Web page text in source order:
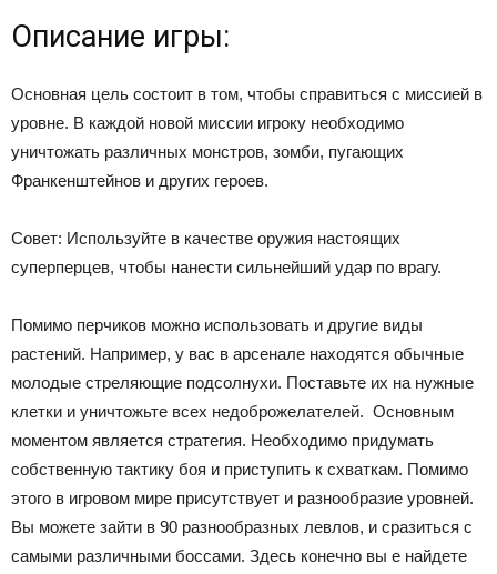
Описание игры:
Основная цель состоит в том, чтобы справиться с миссией в
уровне. В каждой новой миссии игроку необходимо
уничтожать различных монстров, зомби, пугающих
Франкенштейнов и других героев.
Совет: Используйте в качестве оружия настоящих
суперперцев, чтобы нанести сильнейший удар по врагу.
Помимо перчиков можно использовать и другие виды
растений. Например, у вас в арсенале находятся обычные
молодые стреляющие подсолнухи. Поставьте их на нужные
клетки и уничтожьте всех недоброжелателей. Основным
моментом является стратегия. Необходимо придумать
собственную тактику боя и приступить к схваткам. Помимо
этого в игровом мире присутствует и разнообразие уровней.
Вы можете зайти в 90 разнообразных левлов, и сразиться с
самыми различными боссами. Здесь конечно вы е найдете